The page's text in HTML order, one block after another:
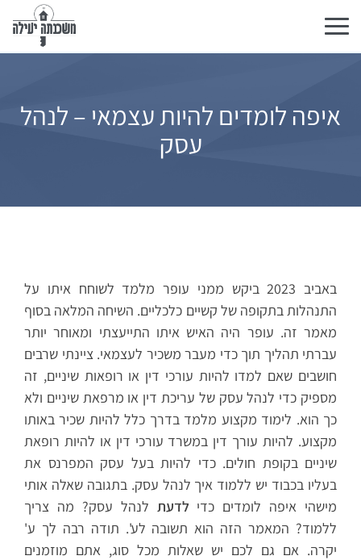
Toggle
navigation
לומדים להיות עצמאי – לנהל
עסק
באביב 2023 ביקש ממני עופר מלמד לשוחח איתו על
התנהלות בתקופה של קשיים כלכליים. השיחה המלאה בסוף
מאמר זה. עופר היה האיש איתו התייעצתי ומאוחר יותר
עברתי תהליך תוך כדי מעבר משכיר לעצמאי. ציינתי שרבים
חושבים שאם למדו להיות עורכי דין או רופאות שיניים, זה
מספיק כדי לנהל עסק של עריכת דין או מרפאת שיניים ולא
כך הוא. לימוד מקצוע מלמד בדרך כלל להיות שכיר באותו
מקצוע. להיות עורך דין במשרד עורכי דין או להיות רופאת
שיניים בקופת חולים. כדי להיות בעל עסק המפרנס את
בעליו בכבוד יש ללמוד איך לנהל עסק. בתגובה שאלה אותי
מישהי איפה לומדים כדילדעתלנהל עסק? מה צריך
ללמוד? המאמר הזה הוא תשובה לע'. תודה רבה לך ע'
יקרה. אם גם לכם יש שאלות מכל סוג, אתם מוזמנים